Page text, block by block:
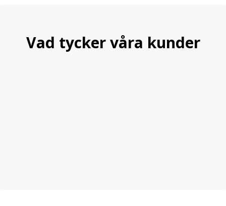
Vad tycker våra kunder